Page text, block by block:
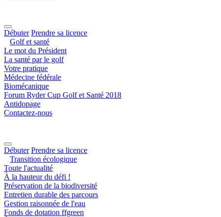
Débuter Prendre sa licence
Golf et santé
Le mot du Président
La santé par le golf
Votre pratique
Médecine fédérale
Biomécanique
Forum Ryder Cup Golf et Santé 2018
Antidopage
Contactez-nous
Débuter Prendre sa licence
Transition écologique
Toute l'actualité
À la hauteur du défi !
Préservation de la biodiversité
Entretien durable des parcours
Gestion raisonnée de l'eau
Fonds de dotation ffgreen